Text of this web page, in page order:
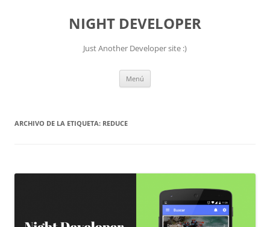
NIGHT DEVELOPER
Just Another Developer site :)
Menú
ARCHIVO DE LA ETIQUETA: REDUCE